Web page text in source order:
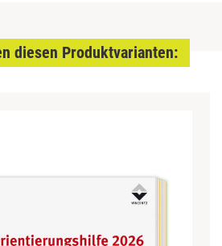
diesen Produktvarianten: